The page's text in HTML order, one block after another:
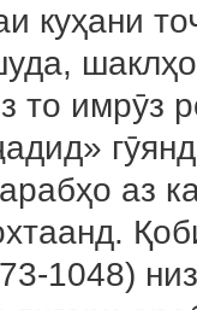
куҳани
то имрӯз
аз
1048)